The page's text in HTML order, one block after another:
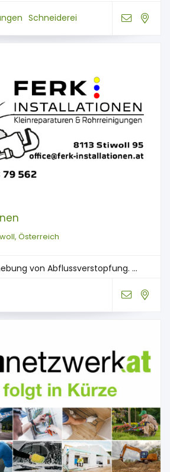
Schneiderei
Österreich
von Abflussverstopfung. ...